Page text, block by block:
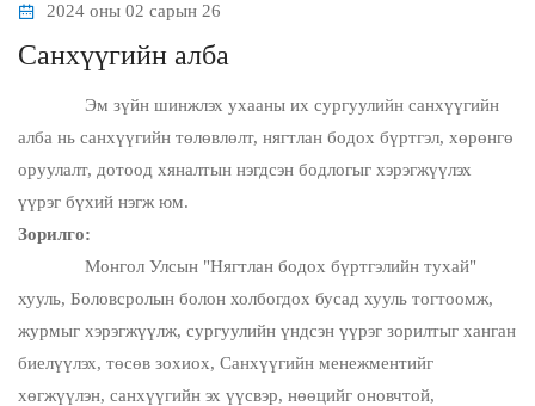
2024 оны 02 сарын 26
Санхүүгийн алба
Эм зүйн шинжлэх ухааны их сургуулийн санхүүгийн
алба нь санхүүгийн төлөвлөлт, нягтлан бодох бүртгэл, хөрөнгө
оруулалт, дотоод хяналтын нэгдсэн бодлогыг хэрэгжүүлэх
үүрэг бүхий нэгж юм.
Зорилго:
Монгол Улсын "Нягтлан бодох бүртгэлийн тухай"
хууль, Боловсролын болон холбогдох бусад хууль тогтоомж,
журмыг хэрэгжүүлж, сургуулийн үндсэн үүрэг зорилтыг ханган
биелүүлэх, төсөв зохиох, Санхүүгийн менежментийг
хөгжүүлэн, санхүүгийн эх үүсвэр, нөөцийг оновчтой,